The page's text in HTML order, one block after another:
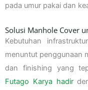
pada umur pakai dan
Solusi Manhole Cover
Kebutuhan
menuntut penggunaan
dan finishing yang
Futago Karya hadir